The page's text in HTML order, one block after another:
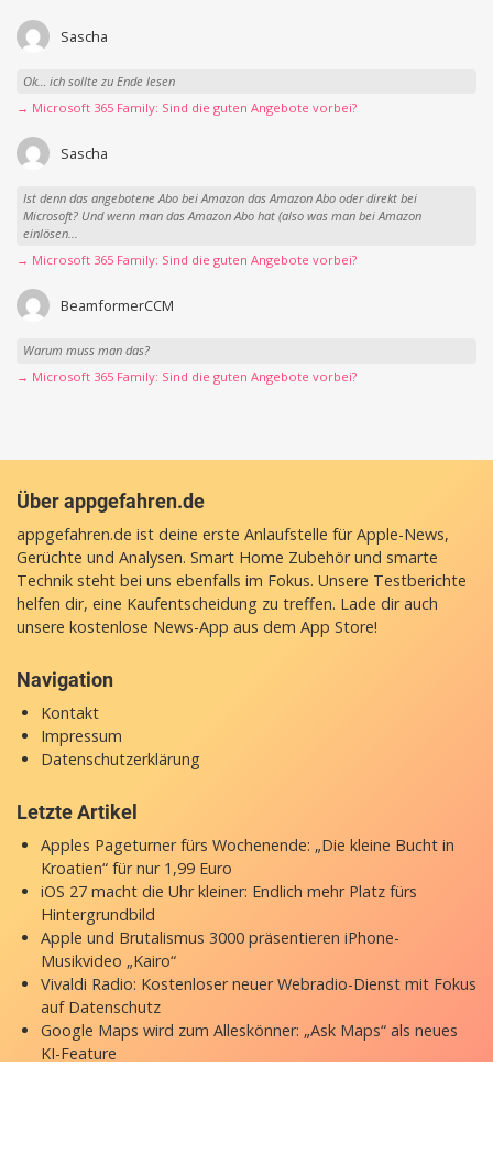
Sascha
Ok… ich sollte zu Ende lesen
→ Microsoft 365 Family: Sind die guten Angebote vorbei?
Sascha
Ist denn das angebotene Abo bei Amazon das Amazon Abo oder direkt bei
Microsoft? Und wenn man das Amazon Abo hat (also was man bei Amazon
einlösen...
→ Microsoft 365 Family: Sind die guten Angebote vorbei?
BeamformerCCM
Warum muss man das?
→ Microsoft 365 Family: Sind die guten Angebote vorbei?
Über appgefahren.de
appgefahren.de ist deine erste Anlaufstelle für Apple-News,
Gerüchte und Analysen. Smart Home Zubehör und smarte
Technik steht bei uns ebenfalls im Fokus. Unsere Testberichte
helfen dir, eine Kaufentscheidung zu treffen. Lade dir auch
unsere kostenlose News-App aus dem App Store!
Navigation
Kontakt
Impressum
Datenschutzerklärung
Letzte Artikel
Apples Pageturner fürs Wochenende: „Die kleine Bucht in
Kroatien“ für nur 1,99 Euro
iOS 27 macht die Uhr kleiner: Endlich mehr Platz fürs
Hintergrundbild
Apple und Brutalismus 3000 präsentieren iPhone-
Musikvideo „Kairo“
Vivaldi Radio: Kostenloser neuer Webradio-Dienst mit Fokus
auf Datenschutz
Google Maps wird zum Alleskönner: „Ask Maps“ als neues
KI-Feature